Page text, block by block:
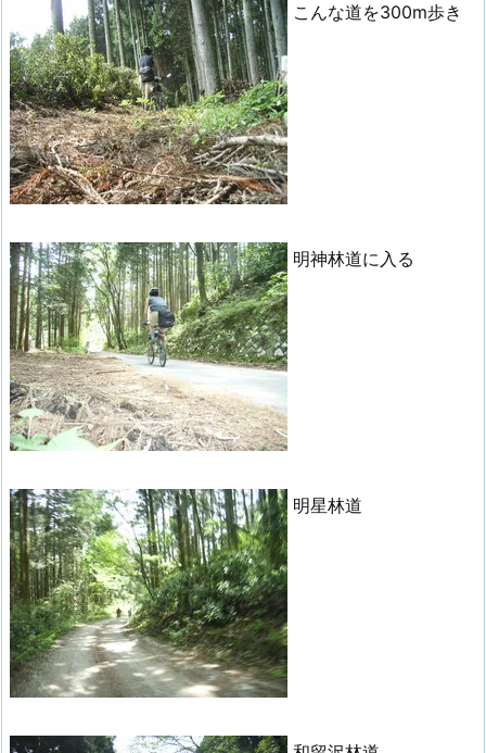
こんな道を300m歩き
明神林道に入る
明星林道